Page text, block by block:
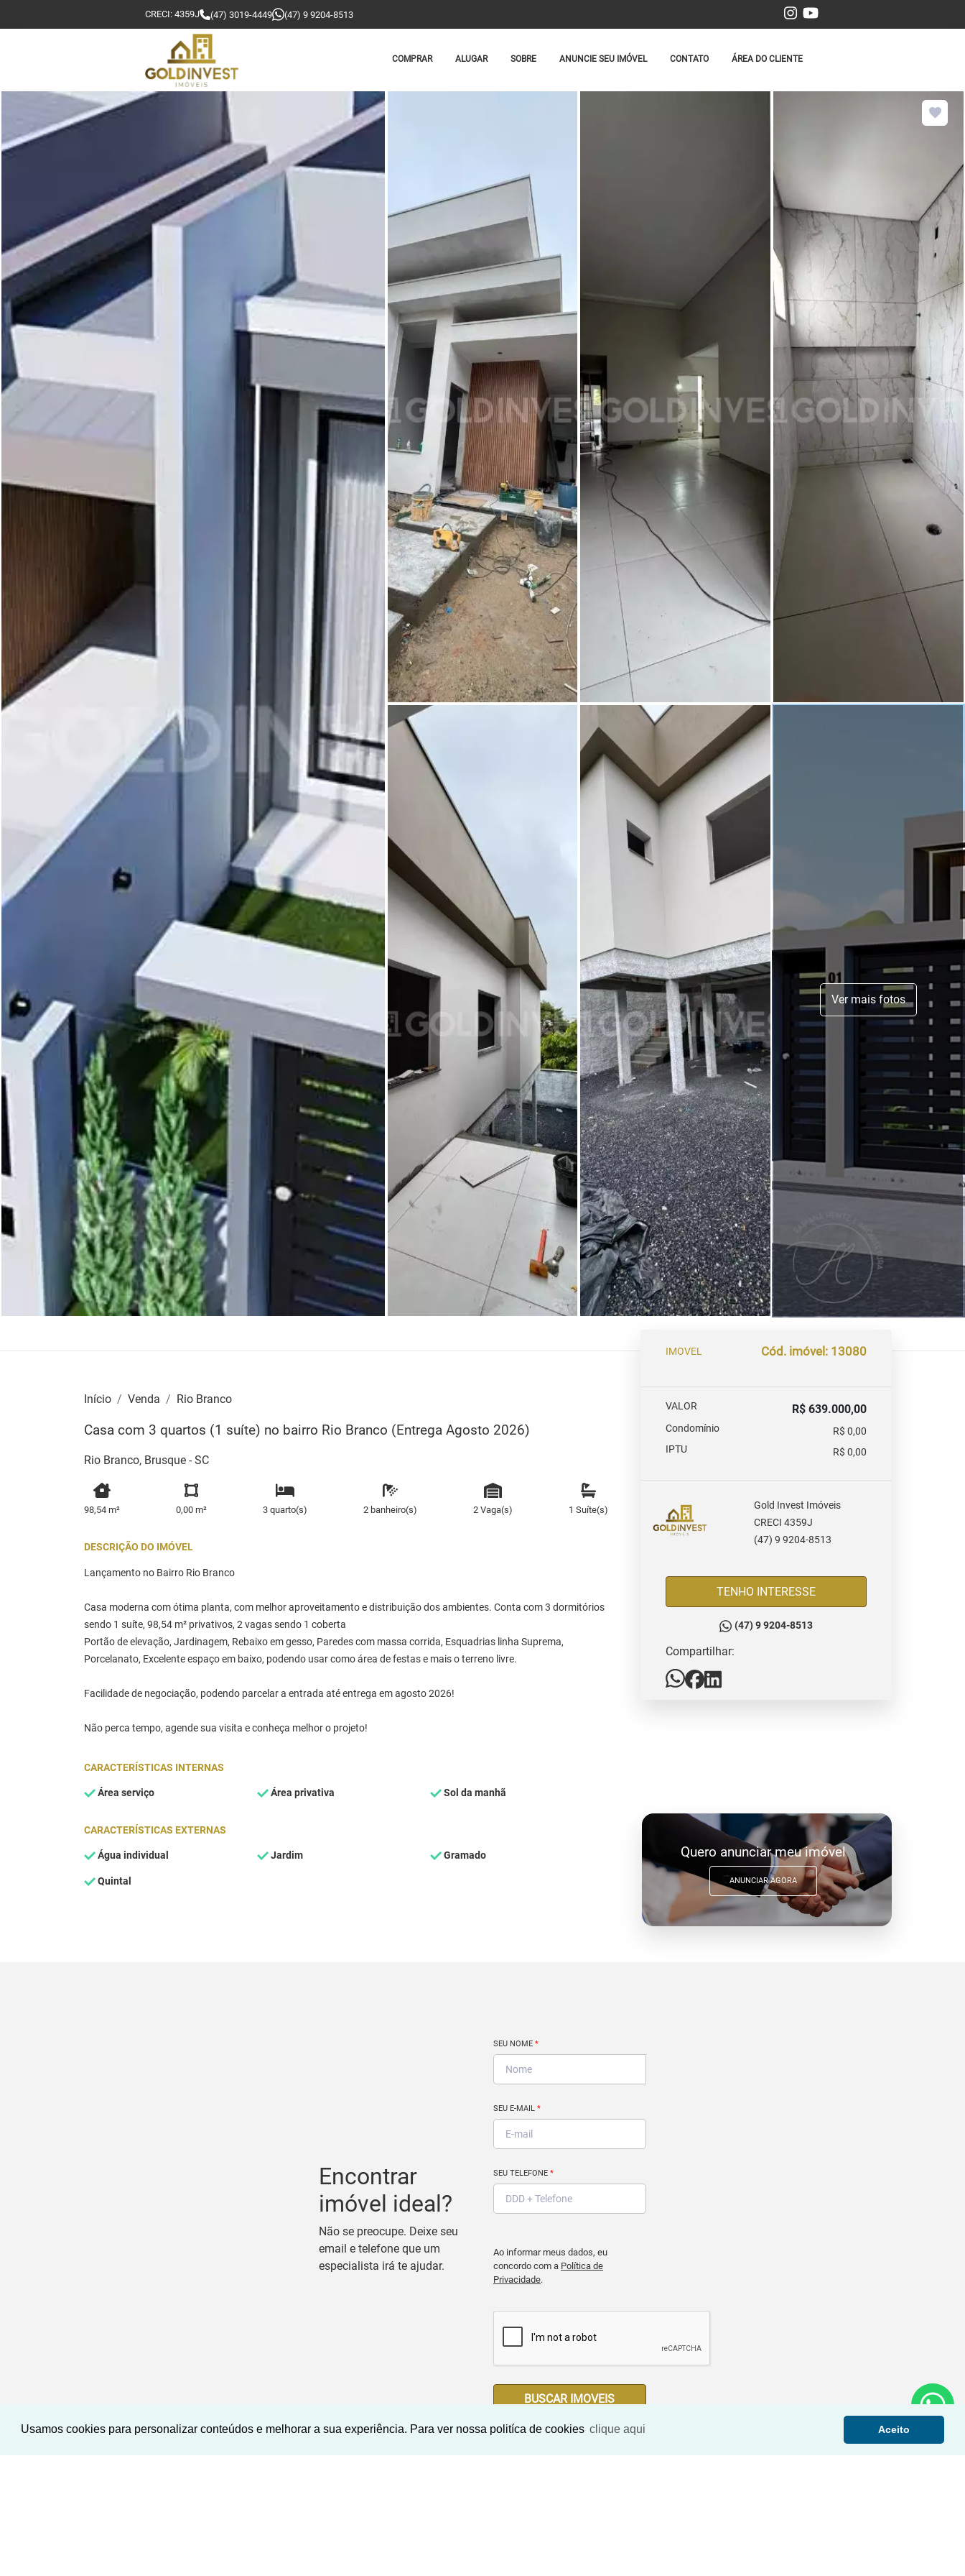
Usamos cookies para personalizar conteúdos e melhorar a sua experiência. Para ver nossa politíca de cookies clique aqui Aceito
CRECI: 4359J (47) 3019-4449 (47) 9 9204-8513
COMPRAR ALUGAR SOBRE ANUNCIE SEU IMÓVEL CONTATO ÁREA DO CLIENTE
Ver mais fotos
Início Venda Rio Branco
Casa com 3 quartos (1 suíte) no bairro Rio Branco (Entrega Agosto 2026)
Rio Branco, Brusque - SC
98,54 m² 0,00 m² 3 quarto(s) 2 banheiro(s) 2 Vaga(s) 1 Suíte(s)
DESCRIÇÃO DO IMÓVEL
Lançamento no Bairro Rio Branco
Casa moderna com ótima planta, com melhor aproveitamento e distribuição dos ambientes. Conta com 3 dormitórios
sendo 1 suíte, 98,54 m² privativos, 2 vagas sendo 1 coberta
Portão de elevação, Jardinagem, Rebaixo em gesso, Paredes com massa corrida, Esquadrias linha Suprema,
Porcelanato, Excelente espaço em baixo, podendo usar como área de festas e mais o terreno livre.
Facilidade de negociação, podendo parcelar a entrada até entrega em agosto 2026!
Não perca tempo, agende sua visita e conheça melhor o projeto!
CARACTERÍSTICAS INTERNAS
Área serviço Área privativa Sol da manhã
CARACTERÍSTICAS EXTERNAS
Água individual Jardim Gramado
Quintal
IMOVEL Cód. imóvel: 13080
VALOR R$ 639.000,00
Condomínio
R$ 0,00
IPTU
R$ 0,00
Gold Invest Imóveis
CRECI 4359J
(47) 9 9204-8513
TENHO INTERESSE
(47) 9 9204-8513
Compartilhar:
Quero anunciar meu imóvel
ANUNCIAR AGORA
Encontrar
imóvel ideal?
Não se preocupe. Deixe seu
email e telefone que um
especialista irá te ajudar.
SEU NOME *
SEU E-MAIL *
SEU TELEFONE *
Ao informar meus dados, eu
concordo com a Política de
Privacidade.
BUSCAR IMOVEIS